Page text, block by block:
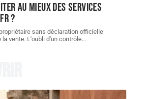
au mieux des services
?
sans déclaration officielle
vente. L'oubli d'un contrôle…